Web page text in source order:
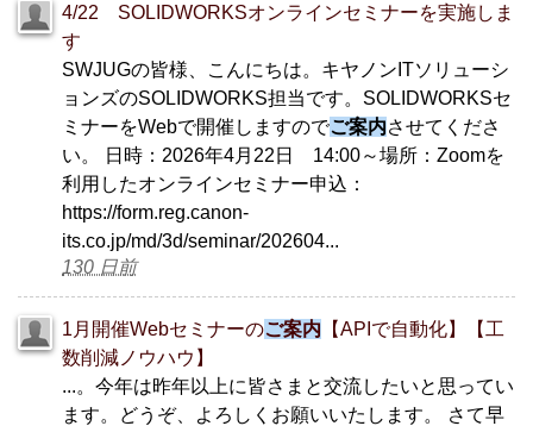
4/22 SOLIDWORKSオンラインセミナーを実施しま
す
SWJUGの皆様、こんにちは。キヤノンITソリューシ
ョンズのSOLIDWORKS担当です。SOLIDWORKSセ
ミナーをWebで開催しますのでご案内させてくださ
い。 日時：2026年4月22日 14:00～場所：Zoomを
利用したオンラインセミナー申込：
https://form.reg.canon-
its.co.jp/md/3d/seminar/202604...
130 日前
1月開催Webセミナーのご案内 【APIで自動化】【工
数削減ノウハウ】
...。今年は昨年以上に皆さまと交流したいと思ってい
ます。どうぞ、よろしくお願いいたします。 さて早